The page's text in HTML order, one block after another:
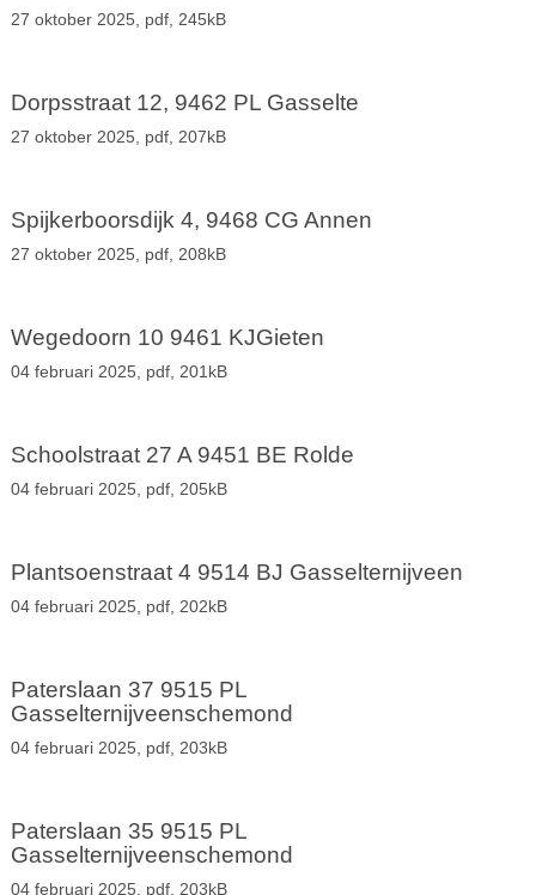
27 oktober 2025, pdf, 245kB
Dorpsstraat 12, 9462 PL Gasselte
27 oktober 2025, pdf, 207kB
Spijkerboorsdijk 4, 9468 CG Annen
27 oktober 2025, pdf, 208kB
Wegedoorn 10 9461 KJGieten
04 februari 2025, pdf, 201kB
Schoolstraat 27 A 9451 BE Rolde
04 februari 2025, pdf, 205kB
Plantsoenstraat 4 9514 BJ Gasselternijveen
04 februari 2025, pdf, 202kB
Paterslaan 37 9515 PL
Gasselternijveenschemond
04 februari 2025, pdf, 203kB
Paterslaan 35 9515 PL
Gasselternijveenschemond
04 februari 2025, pdf, 203kB